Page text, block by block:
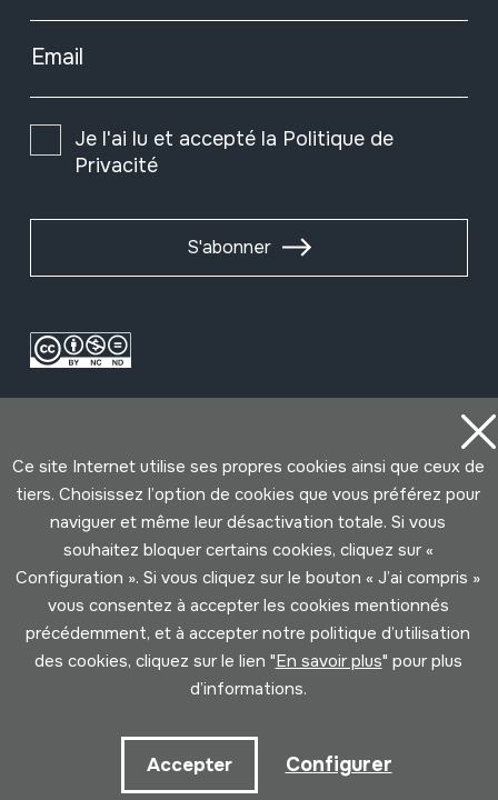
Email
Je l'ai lu et accepté la Politique de
Privacité
S'abonner
Cookies politique
Ce site Internet utilise ses propres cookies ainsi que ceux de
tiers. Choisissez l’option de cookies que vous préférez pour
naviguer et même leur désactivation totale. Si vous
souhaitez bloquer certains cookies, cliquez sur «
Configuration ». Si vous cliquez sur le bouton « J’ai compris »
vous consentez à accepter les cookies mentionnés
précédemment, et à accepter notre politique d’utilisation
des cookies, cliquez sur le lien "En savoir plus" pour plus
d’informations.
Accepter Configurer